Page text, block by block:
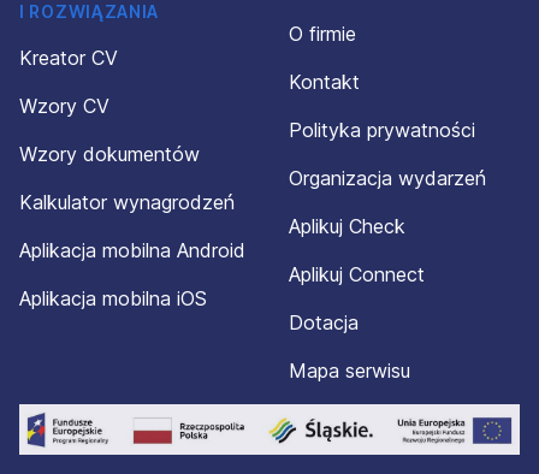
I ROZWIĄZANIA
Kreator CV
Wzory CV
Wzory dokumentów
Kalkulator wynagrodzeń
Aplikacja mobilna Android
Aplikacja mobilna iOS
O firmie
Kontakt
Polityka prywatności
Organizacja wydarzeń
Aplikuj Check
Aplikuj Connect
Dotacja
Mapa serwisu